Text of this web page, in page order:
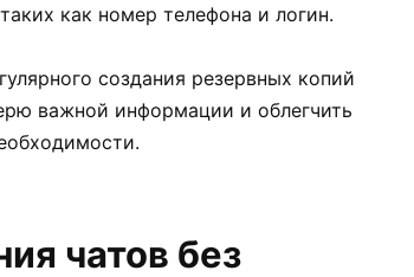
как номер телефона и логин.
создания резервных копий
важной информации и облегчить
чатов без